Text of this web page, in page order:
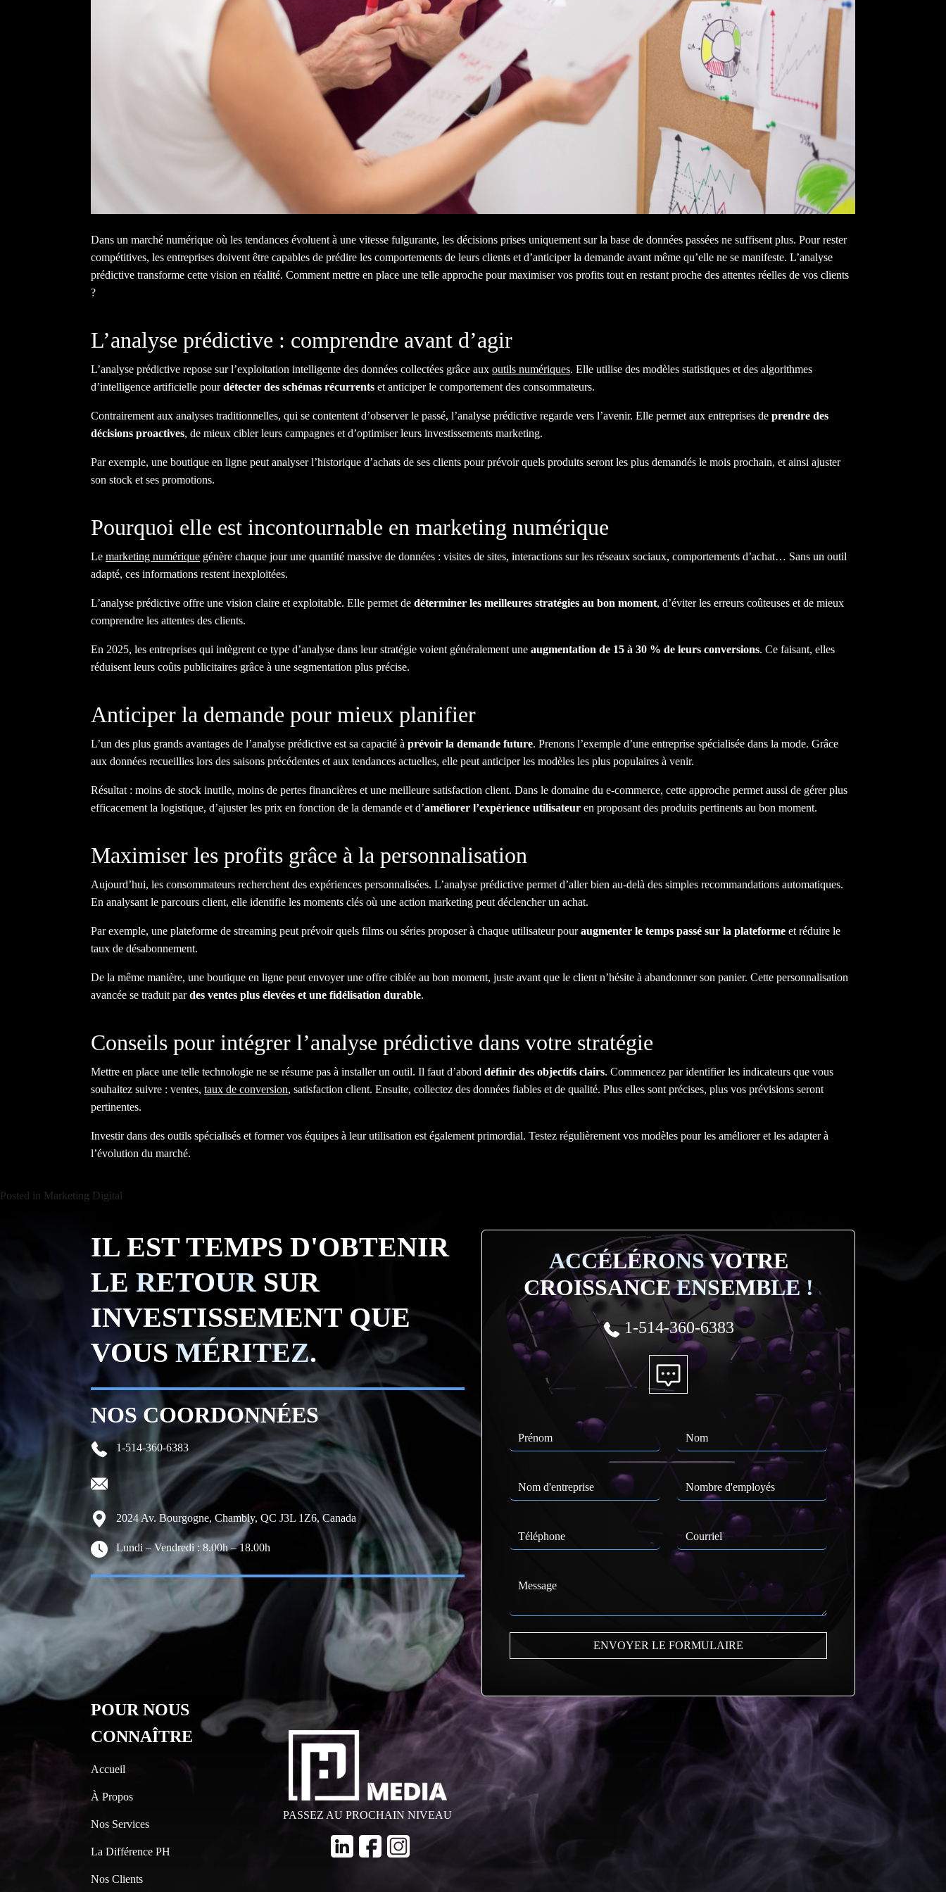
Dans un marché numérique où les tendances évoluent à une vitesse fulgurante, les décisions prises uniquement sur la base de données passées ne suffisent plus. Pour rester
compétitives, les entreprises doivent être capables de prédire les comportements de leurs clients et d’anticiper la demande avant même qu’elle ne se manifeste. L’analyse
prédictive transforme cette vision en réalité. Comment mettre en place une telle approche pour maximiser vos profits tout en restant proche des attentes réelles de vos clients
?
L’analyse prédictive : comprendre avant d’agir
L’analyse prédictive repose sur l’exploitation intelligente des données collectées grâce aux outils numériques. Elle utilise des modèles statistiques et des algorithmes
d’intelligence artificielle pourdétecter des schémas récurrents et anticiper le comportement des consommateurs.
Contrairement aux analyses traditionnelles, qui se contentent d’observer le passé, l’analyse prédictive regarde vers l’avenir. Elle permet aux entreprises de prendre des
décisions proactives, de mieux cibler leurs campagnes et d’optimiser leurs investissements marketing.
Par exemple, une boutique en ligne peut analyser l’historique d’achats de ses clients pour prévoir quels produits seront les plus demandés le mois prochain, et ainsi ajuster
son stock et ses promotions.
Pourquoi elle est incontournable en marketing numérique
Le marketing numérique génère chaque jour une quantité massive de données : visites de sites, interactions sur les réseaux sociaux, comportements d’achat… Sans un outil
adapté, ces informations restent inexploitées.
L’analyse prédictive offre une vision claire et exploitable. Elle permet de déterminer les meilleures stratégies au bon moment, d’éviter les erreurs coûteuses et de mieux
comprendre les attentes des clients.
En 2025, les entreprises qui intègrent ce type d’analyse dans leur stratégie voient généralement une augmentation de 15 à 30 % de leurs conversions. Ce faisant, elles
réduisent leurs coûts publicitaires grâce à une segmentation plus précise.
Anticiper la demande pour mieux planifier
L’un des plus grands avantages de l’analyse prédictive est sa capacité à prévoir la demande future. Prenons l’exemple d’une entreprise spécialisée dans la mode. Grâce
aux données recueillies lors des saisons précédentes et aux tendances actuelles, elle peut anticiper les modèles les plus populaires à venir.
Résultat : moins de stock inutile, moins de pertes financières et une meilleure satisfaction client. Dans le domaine du e-commerce, cette approche permet aussi de gérer plus
efficacement la logistique, d’ajuster les prix en fonction de la demande et d’améliorer l’expérience utilisateur en proposant des produits pertinents au bon moment.
Maximiser les profits grâce à la personnalisation
Aujourd’hui, les consommateurs recherchent des expériences personnalisées. L’analyse prédictive permet d’aller bien au-delà des simples recommandations automatiques.
En analysant le parcours client, elle identifie les moments clés où une action marketing peut déclencher un achat.
Par exemple, une plateforme de streaming peut prévoir quels films ou séries proposer à chaque utilisateur pouraugmenter le temps passé sur la plateforme et réduire le
taux de désabonnement.
De la même manière, une boutique en ligne peut envoyer une offre ciblée au bon moment, juste avant que le client n’hésite à abandonner son panier. Cette personnalisation
avancée se traduit pardes ventes plus élevées et une fidélisation durable.
Conseils pour intégrer l’analyse prédictive dans votre stratégie
Mettre en place une telle technologie ne se résume pas à installer un outil. Il faut d’abord définir des objectifs clairs. Commencez par identifier les indicateurs que vous
souhaitez suivre : ventes, taux de conversion, satisfaction client. Ensuite, collectez des données fiables et de qualité. Plus elles sont précises, plus vos prévisions seront
pertinentes.
Investir dans des outils spécialisés et former vos équipes à leur utilisation est également primordial. Testez régulièrement vos modèles pour les améliorer et les adapter à
l’évolution du marché.
Posted in Marketing Digital
IL EST TEMPS D'OBTENIR
LE RETOUR SUR
INVESTISSEMENT QUE
VOUSMÉRITEZ.
NOS COORDONNÉES
1-514-360-6383
2024 Av. Bourgogne, Chambly, QC J3L 1Z6, Canada
Lundi – Vendredi : 8.00h – 18.00h
ACCÉLÉRONSVOTRE
CROISSANCEENSEMBLE !
1-514-360-6383
POUR NOUS
CONNAÎTRE
Accueil
À Propos
Nos Services
La Différence PH
Nos Clients
PASSEZ AU PROCHAIN NIVEAU